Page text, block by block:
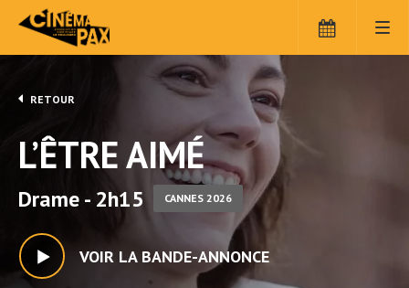
RETOUR
L’ÊTRE AIMÉ
Drame - 2h15 CANNES 2026
VOIR LA BANDE-ANNONCE